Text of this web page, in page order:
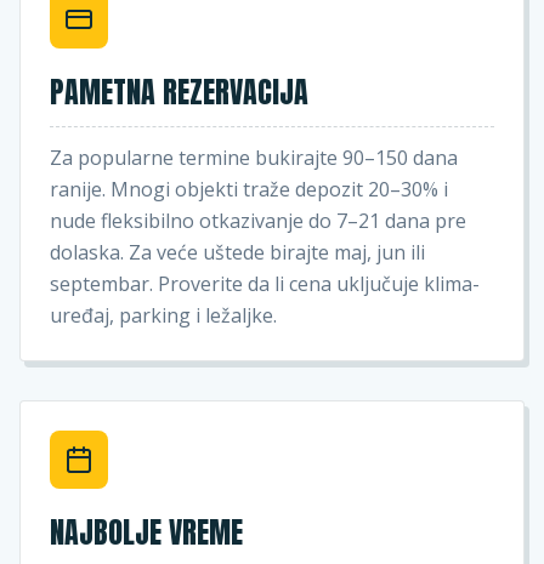
PAMETNA REZERVACIJA
Za popularne termine bukirajte 90–150 dana
ranije. Mnogi objekti traže depozit 20–30% i
nude fleksibilno otkazivanje do 7–21 dana pre
dolaska. Za veće uštede birajte maj, jun ili
septembar. Proverite da li cena uključuje klima-
uređaj, parking i ležaljke.
NAJBOLJE VREME